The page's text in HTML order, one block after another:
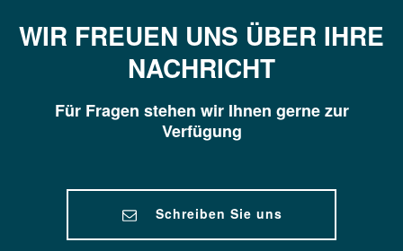
WIR FREUEN UNS ÜBER IHRE
NACHRICHT
Für Fragen stehen wir Ihnen gerne zur
Verfügung
Schreiben Sie uns